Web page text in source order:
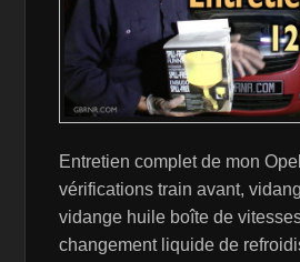
Entretien complet de mon
vérifications train avant,
vidange huile boîte de
changement liquide de